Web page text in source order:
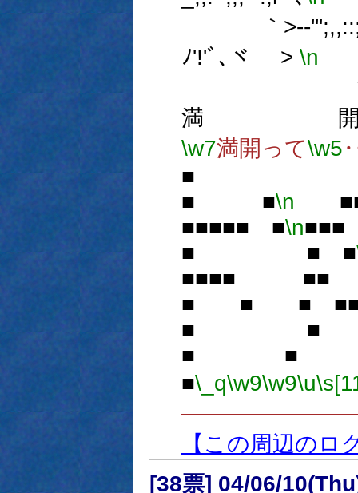
｀>-
ﾉ'!'ﾞ､ヾ > \n
ヽ
満
\w7満開って\w5
■ ■\n
■■■■■ ■\n
■ ■ ■
■■■■ ■■
■ ■ ■
■ ■ ■
■
■\_q\w9\w9\u
【この周辺のロ
[38票] 04/06/